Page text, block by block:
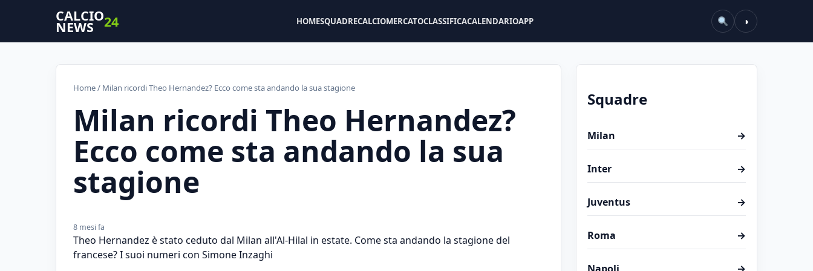
CALCIO
NEWS 24 HOMESQUADRECALCIOMERCATOCLASSIFICACALENDARIOAPP ◑
Home/ Milan ricordi Theo Hernandez? Ecco come sta andando la sua stagione
Milan ricordi Theo Hernandez?
Ecco come sta andando la sua
stagione
8 mesi fa
Theo Hernandez è stato ceduto dal Milan all'Al-Hilal in estate. Come sta andando la stagione del
francese? I suoi numeri con Simone Inzaghi
Squadre
Milan →
Inter →
Juventus →
Roma →